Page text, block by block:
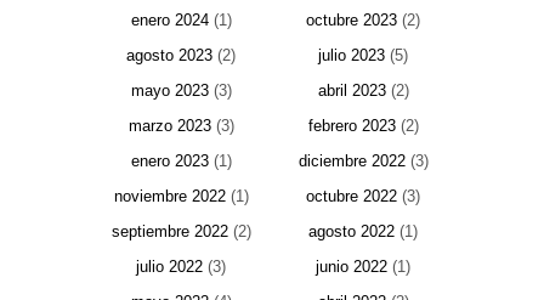
enero 2024(1) octubre 2023 (2)
agosto 2023 (2) julio 2023 (5)
mayo 2023(3) abril 2023(2)
marzo 2023(3) febrero 2023(2)
enero 2023(1) diciembre 2022(3)
noviembre 2022(1) octubre 2022 (3)
septiembre 2022(2) agosto 2022 (1)
julio 2022 (3) junio 2022 (1)